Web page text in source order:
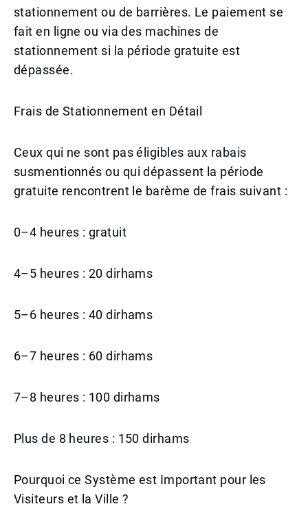
stationnement ou de barrières. Le paiement se
fait en ligne ou via des machines de
stationnement si la période gratuite est
dépassée.
Frais de Stationnement en Détail
Ceux qui ne sont pas éligibles aux rabais
susmentionnés ou qui dépassent la période
gratuite rencontrent le barème de frais suivant :
0–4 heures : gratuit
4–5 heures : 20 dirhams
5–6 heures : 40 dirhams
6–7 heures : 60 dirhams
7–8 heures : 100 dirhams
Plus de 8 heures : 150 dirhams
Pourquoi ce Système est Important pour les
Visiteurs et la Ville ?